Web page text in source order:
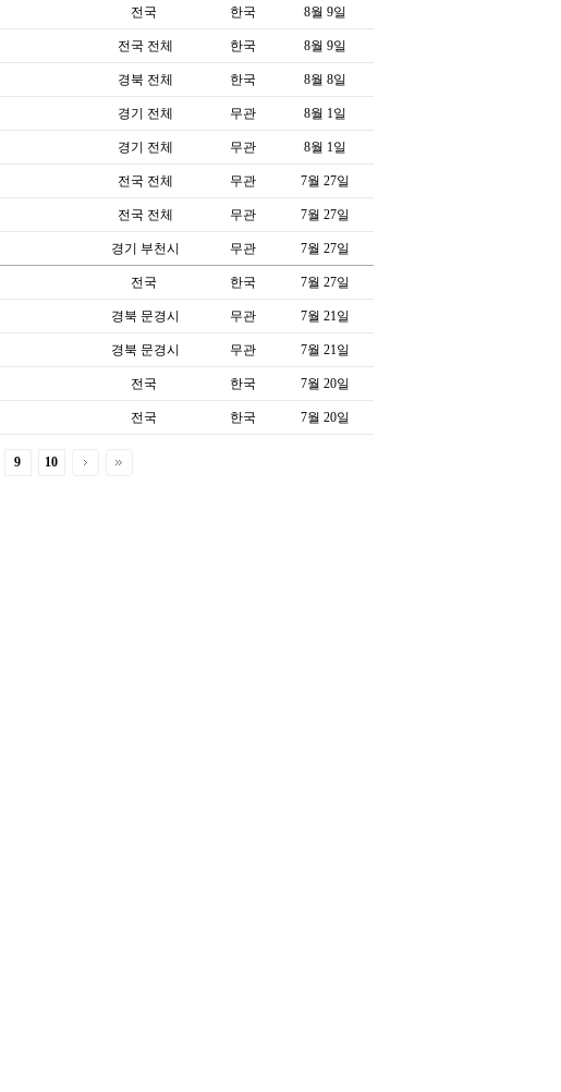
전국 한국 8월 9일
전국 전체 한국 8월 9일
경북 전체 한국 8월 8일
경기 전체 무관 8월 1일
경기 전체 무관 8월 1일
전국 전체 무관 7월 27일
전국 전체 무관 7월 27일
경기 부천시 무관 7월 27일
전국 한국 7월 27일
경북 문경시 무관 7월 21일
경북 문경시 무관 7월 21일
전국 한국 7월 20일
전국 한국 7월 20일
9 10